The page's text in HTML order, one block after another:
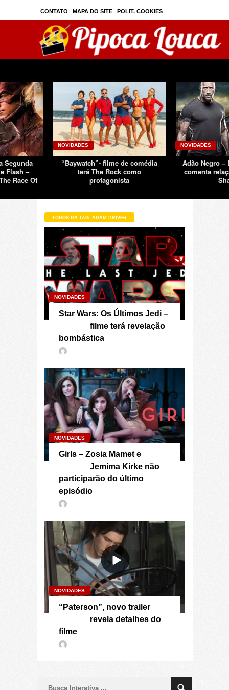
CONTATO MAPA DO SITE POLIT. COOKIES
PRIVAC./SEGURANÇA
Segunda
Flash –
Race Of
NOVIDADES
“Baywatch”- filme de comédia
terá The Rock como
protagonista
NOVIDADES
Adão Negro –
comenta
TODOS DA TAG: ADAM DRIVER
NOVIDADES
Star Wars: Os Últimos Jedi –
filme terá revelação
bombástica
NOVIDADES
Girls – Zosia Mamet e
Jemima Kirke não
participarão do último
episódio
NOVIDADES
“Paterson”, novo trailer
revela detalhes do
filme